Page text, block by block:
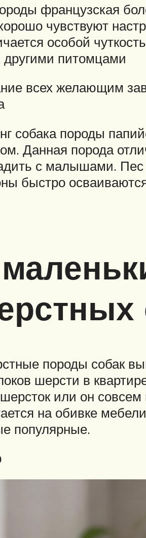
французская
чувствуют
особой
другими питомцами
всех желающим
собака породы
Данная порода
с малышами. Пес
быстро
породы собак
шерсти в
или он
на обивке
популярные.